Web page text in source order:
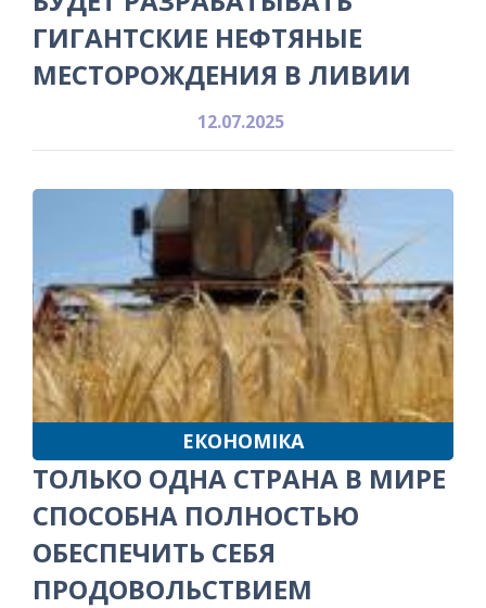
ГИГАНТСКИЕ НЕФТЯНЫЕ
МЕСТОРОЖДЕНИЯ В ЛИВИИ
12.07.2025
ЕКОНОМІКА
ТОЛЬКО ОДНА СТРАНА В МИРЕ
СПОСОБНА ПОЛНОСТЬЮ
ОБЕСПЕЧИТЬ СЕБЯ
ПРОДОВОЛЬСТВИЕМ